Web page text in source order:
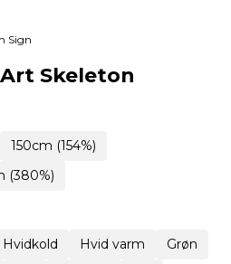
Sign
Skeleton
150cm (154%)
(380%)
Hvidkold Hvid varm
Grøn